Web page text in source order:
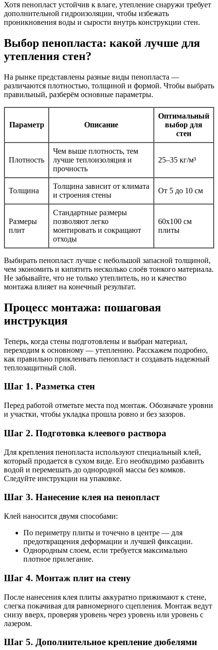
Хотя пенопласт устойчив к влаге, утепление снаружи требует
дополнительной гидроизоляции, чтобы избежать
проникновения воды и сырости внутрь конструкции стен.
Выбор пенопласта: какой лучше для
утепления стен?
На рынке представлены разные виды пенопласта —
различаются плотностью, толщиной и формой. Чтобы выбрать
правильный, разберём основные параметры.
Параметр Описание
Оптимальный
выбор для
стен
Плотность
Чем выше плотность, тем
лучше теплоизоляция и
прочность
25–35 кг/м³
Толщина
Толщина зависит от климата
и строения стены
От 5 до 10 см
Размеры
плит
Стандартные размеры
позволяют легко
монтировать и сокращают
отходы
60х100 см
плиты
Выбирать пенопласт лучше с небольшой запасной толщиной,
чем экономить и кипятить несколько слоёв тонкого материала.
Не забывайте, что не только утеплитель, но и качество
монтажа влияет на конечный результат.
Процесс монтажа: пошаговая
инструкция
Теперь, когда стены подготовлены и выбран материал,
переходим к основному — утеплению. Расскажем подробно,
как правильно приклеивать пенопласт и создавать надежный
теплозащитный слой.
Шаг 1. Разметка стен
Перед работой отметьте места под монтаж. Обозначьте уровни
и участки, чтобы укладка прошла ровно и без зазоров.
Шаг 2. Подготовка клеевого раствора
Для крепления пенопласта используют специальный клей,
который продается в сухом виде. Его необходимо разбавить
водой и перемешать до однородной массы без комков.
Следуйте инструкции на упаковке.
Шаг 3. Нанесение клея на пенопласт
Клей наносится двумя способами:
По периметру плиты и точечно в центре — для
предотвращения деформации и лучшей фиксации.
Однородным слоем, если требуется максимально
плотное прилегание.
Шаг 4. Монтаж плит на стену
После нанесения клея плиты аккуратно прижимают к стене,
слегка покачивая для равномерного сцепления. Монтаж ведут
снизу вверх, проверяя уровень через уровень или уровень с
лазером.
Шаг 5. Дополнительное крепление дюбелями